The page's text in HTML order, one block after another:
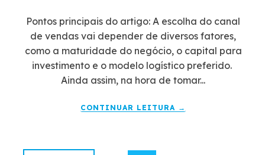
Pontos principais do artigo: A escolha do canal
de vendas vai depender de diversos fatores,
como a maturidade do negócio, o capital para
investimento e o modelo logístico preferido.
Ainda assim, na hora de tomar...
CONTINUAR LEITURA →